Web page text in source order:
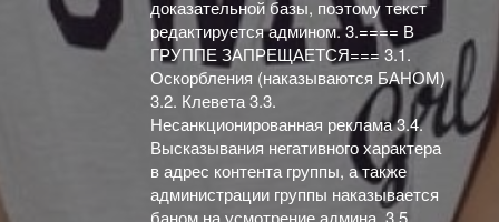
доказательной базы, поэтому текст
редактируется админом. 3.==== В
ГРУППЕ ЗАПРЕЩАЕТСЯ=== 3.1.
Оскорбления (наказываются БАНОМ)
3.2. Клевета 3.3.
Несанкционированная реклама 3.4.
Высказывания негативного характера
в адрес контента группы, а также
администрации группы наказывается
баном на усмотрение админа. 3.5.